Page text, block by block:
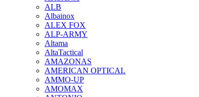
ALB
Albainox
ALEX FOX
ALP-ARMY
Altama
AltaTactical
AMAZONAS
AMERICAN OPTICAL
AMMO-UP
AMOMAX